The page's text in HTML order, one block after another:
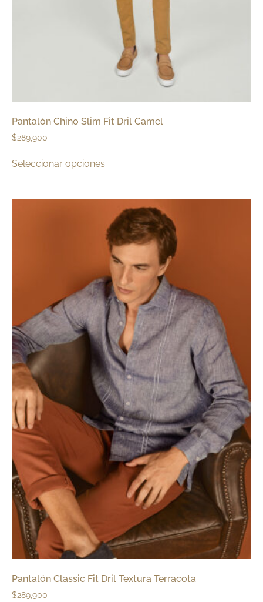
Pantalón Chino Slim Fit Dril Camel
$289,900
Seleccionar opciones
Pantalón Classic Fit Dril Textura Terracota
$289,900